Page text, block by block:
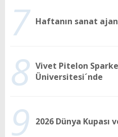
7 Haftanın sanat
8 Vivet Pitelon
Üniversitesi´nde
9 2026 Dünya Kupası